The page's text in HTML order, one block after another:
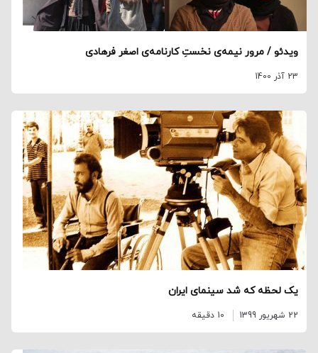
ویدئو / مرور نیمه‌ی نخستِ کارنامه‌ی اصغر فرهادی
23 آذر 1400
یک لحظه که شد سینمای ایران
22 شهریور 1399 10 دقیقه